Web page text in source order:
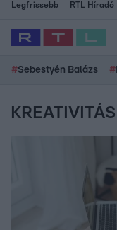
Legfrissebb RTL Híradó
#Sebestyén Balázs #
KREATIVITÁS